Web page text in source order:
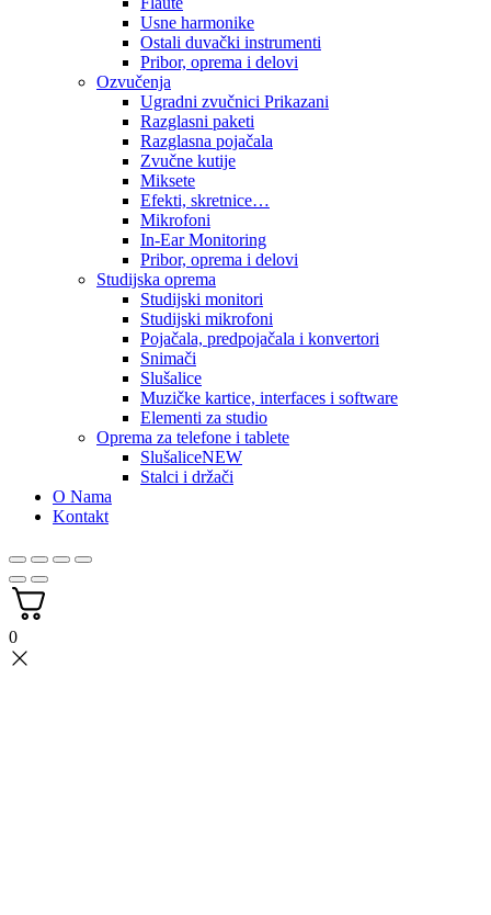
Usne harmonike
Ostali duvački instrumenti
Pribor, oprema i delovi
Ozvučenja
Ugradni zvučnici Prikazani
Razglasni paketi
Razglasna pojačala
Zvučne kutije
Miksete
Efekti, skretnice…
Mikrofoni
In-Ear Monitoring
Pribor, oprema i delovi
Studijska oprema
Studijski monitori
Studijski mikrofoni
Pojačala, predpojačala i konvertori
Snimači
Slušalice
Muzičke kartice, interfaces i software
Elementi za studio
Oprema za telefone i tablete
SlušaliceNEW
Stalci i držači
O Nama
Kontakt
0